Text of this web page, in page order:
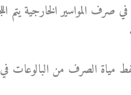
صرف المواسير الخارجية يتم
مياة الصرف من البالوعات